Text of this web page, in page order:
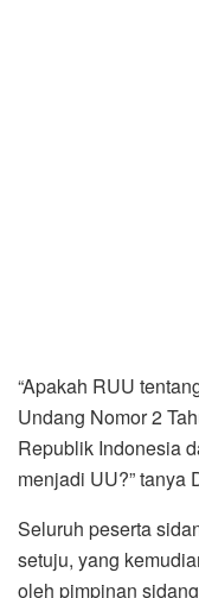
“Apakah RUU
Undang Nomor 2
Republik Indonesia
menjadi UU?” tanya
Seluruh peserta
setuju, yang
oleh pimpinan